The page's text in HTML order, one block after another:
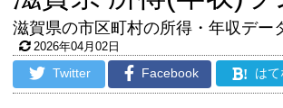
滋賀県の市区町村の所得・年収デー
2026年04月02日
Twitter Facebook ! はて